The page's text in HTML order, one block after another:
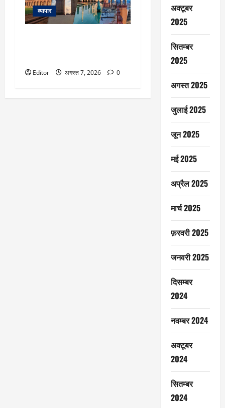
व्यापार
Editor अगस्त 7, 2026 0
अक्टूबर
2025
सितम्बर
2025
अगस्त 2025
जुलाई 2025
जून 2025
मई 2025
अप्रैल 2025
मार्च 2025
फ़रवरी 2025
जनवरी 2025
दिसम्बर
2024
नवम्बर 2024
अक्टूबर
2024
सितम्बर
2024